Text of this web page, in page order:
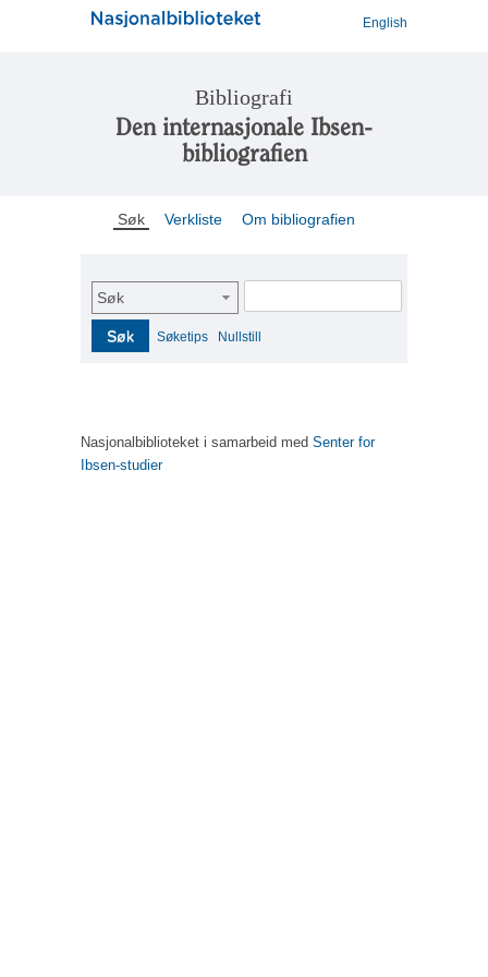
English
Bibliografi
Den internasjonale Ibsen-
bibliografien
Søk Verkliste Om bibliografien
Søk
Søk Søketips Nullstill
Nasjonalbiblioteket i samarbeid med Senter for
Ibsen-studier